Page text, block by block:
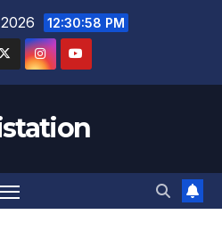
12:30:58 PM